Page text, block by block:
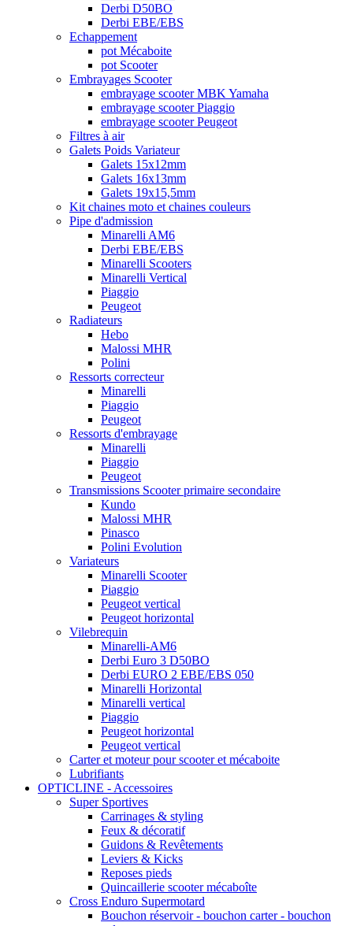
Derbi D50BO
Derbi EBE/EBS
Echappement
pot Mécaboite
pot Scooter
Embrayages Scooter
embrayage scooter MBK Yamaha
embrayage scooter Piaggio
embrayage scooter Peugeot
Filtres à air
Galets Poids Variateur
Galets 15x12mm
Galets 16x13mm
Galets 19x15,5mm
Kit chaines moto et chaines couleurs
Pipe d'admission
Minarelli AM6
Derbi EBE/EBS
Minarelli Scooters
Minarelli Vertical
Piaggio
Peugeot
Radiateurs
Hebo
Malossi MHR
Polini
Ressorts correcteur
Minarelli
Piaggio
Peugeot
Ressorts d'embrayage
Minarelli
Piaggio
Peugeot
Transmissions Scooter primaire secondaire
Kundo
Malossi MHR
Pinasco
Polini Evolution
Variateurs
Minarelli Scooter
Piaggio
Peugeot vertical
Peugeot horizontal
Vilebrequin
Minarelli-AM6
Derbi Euro 3 D50BO
Derbi EURO 2 EBE/EBS 050
Minarelli Horizontal
Minarelli vertical
Piaggio
Peugeot horizontal
Peugeot vertical
Carter et moteur pour scooter et mécaboite
Lubrifiants
OPTICLINE - Accessoires
Super Sportives
Carrinages & styling
Feux & décoratif
Guidons & Revêtements
Leviers & Kicks
Reposes pieds
Quincaillerie scooter mécaboîte
Cross Enduro Supermotard
Bouchon réservoir - bouchon carter - bouchon